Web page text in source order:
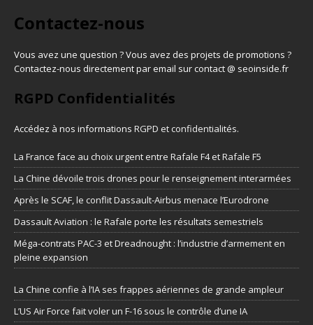
Contactez-nous
Vous avez une question ? Vous avez des projets de promotions ?
Contactez-nous directement par email sur contact @ seoinside.fr
RGPD Confidentialités
Accédez à nos informations RGPD et confidentialités.
La France face au choix urgent entre Rafale F4 et Rafale F5
La Chine dévoile trois drones pour le renseignement interarmées
Après le SCAF, le conflit Dassault-Airbus menace l’Eurodrone
Dassault Aviation : le Rafale porte les résultats semestriels
Méga-contrats PAC-3 et Dreadnought : l’industrie d’armement en
pleine expansion
La Chine confie à l’IA ses frappes aériennes de grande ampleur
L’US Air Force fait voler un F-16 sous le contrôle d’une IA